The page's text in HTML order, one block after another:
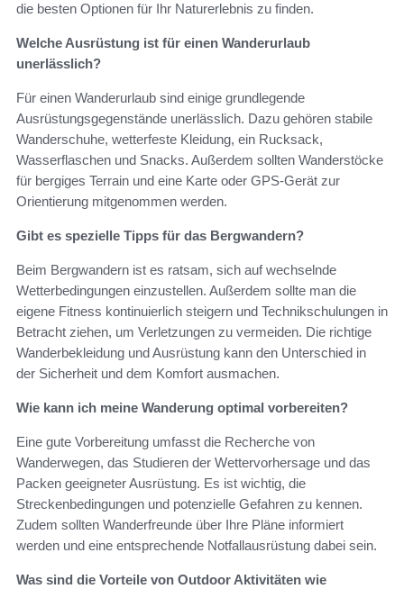
die besten Optionen für Ihr Naturerlebnis zu finden.
Welche Ausrüstung ist für einen Wanderurlaub
unerlässlich?
Für einen Wanderurlaub sind einige grundlegende
Ausrüstungsgegenstände unerlässlich. Dazu gehören stabile
Wanderschuhe, wetterfeste Kleidung, ein Rucksack,
Wasserflaschen und Snacks. Außerdem sollten Wanderstöcke
für bergiges Terrain und eine Karte oder GPS-Gerät zur
Orientierung mitgenommen werden.
Gibt es spezielle Tipps für das Bergwandern?
Beim Bergwandern ist es ratsam, sich auf wechselnde
Wetterbedingungen einzustellen. Außerdem sollte man die
eigene Fitness kontinuierlich steigern und Technikschulungen in
Betracht ziehen, um Verletzungen zu vermeiden. Die richtige
Wanderbekleidung und Ausrüstung kann den Unterschied in
der Sicherheit und dem Komfort ausmachen.
Wie kann ich meine Wanderung optimal vorbereiten?
Eine gute Vorbereitung umfasst die Recherche von
Wanderwegen, das Studieren der Wettervorhersage und das
Packen geeigneter Ausrüstung. Es ist wichtig, die
Streckenbedingungen und potenzielle Gefahren zu kennen.
Zudem sollten Wanderfreunde über Ihre Pläne informiert
werden und eine entsprechende Notfallausrüstung dabei sein.
Was sind die Vorteile von Outdoor Aktivitäten wie